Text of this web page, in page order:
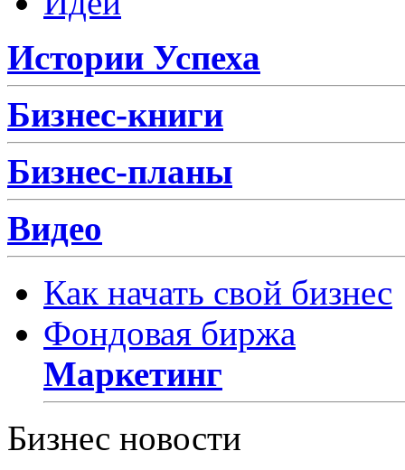
Истории Успеха
Бизнес-книги
Бизнес-планы
Видео
Как начать свой бизнес
Фондовая биржа
Маркетинг
Бизнес новости